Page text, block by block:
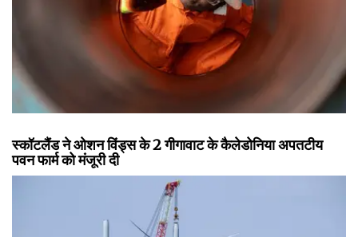
स्कॉटलैंड ने ओशन विंड्स के 2 गीगावाट के कैलेडोनिया अपतटीय
पवन फार्म को मंजूरी दी